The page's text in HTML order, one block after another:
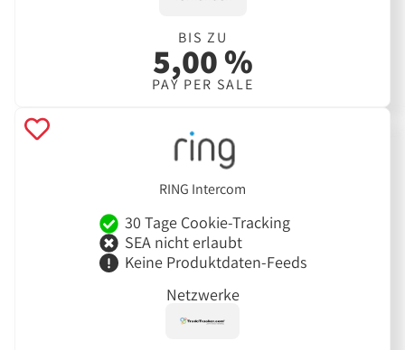
BIS ZU
5,00 %
PAY PER SALE
RING Intercom
30 Tage Cookie-Tracking
SEA nicht erlaubt
Keine Produktdaten-Feeds
Netzwerke